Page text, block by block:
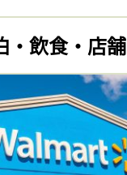
・飲食・店舗